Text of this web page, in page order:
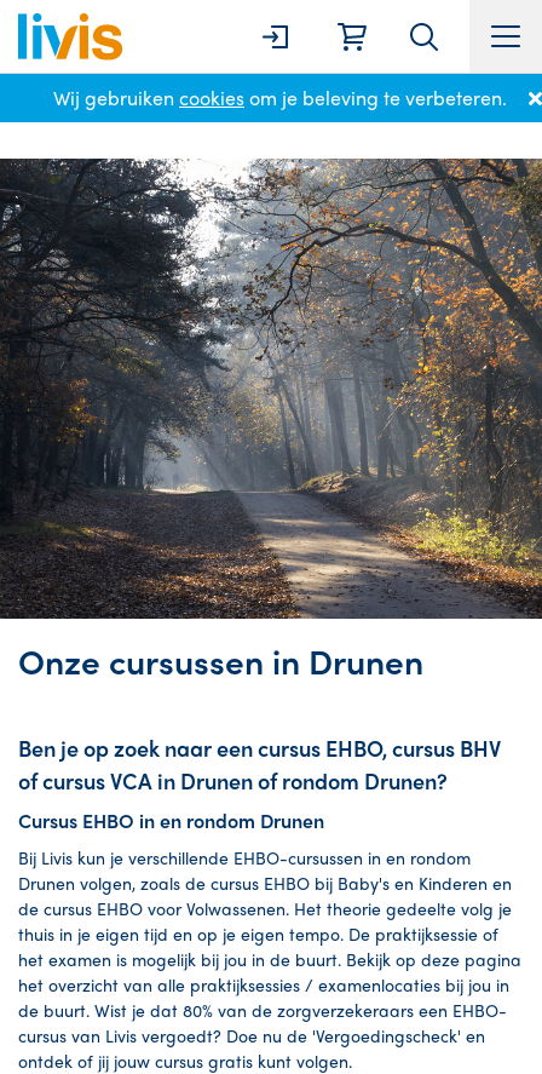
Wij gebruiken cookiesom je beleving te verbeteren.
Locaties Drunen
Onze cursussen in Drunen
Ben je op zoek naar een cursus EHBO, cursus BHV
of cursus VCA in Drunen of rondom Drunen?
Cursus EHBO in en rondom Drunen
Bij Livis kun je verschillende EHBO-cursussen in en rondom
Drunen volgen, zoals de cursus EHBO bij Baby's en Kinderen en
de cursus EHBO voor Volwassenen. Het theorie gedeelte volg je
thuis in je eigen tijd en op je eigen tempo. De praktijksessie of
het examen is mogelijk bij jou in de buurt. Bekijk op deze pagina
het overzicht van alle praktijksessies / examenlocaties bij jou in
de buurt. Wist je dat 80% van de zorgverzekeraars een EHBO-
cursus van Livis vergoedt? Doe nu de 'Vergoedingscheck' en
ontdek of jij jouw cursus gratis kunt volgen.